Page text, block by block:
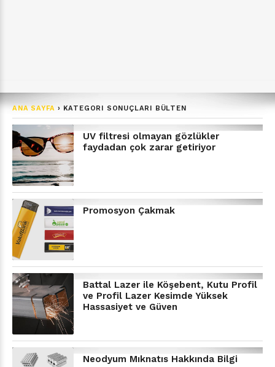
ANA SAYFA › KATEGORI SONUÇLARI BÜLTEN
UV filtresi olmayan gözlükler
faydadan çok zarar getiriyor
Promosyon Çakmak
Battal Lazer ile Köşebent, Kutu Profil
ve Profil Lazer Kesimde Yüksek
Hassasiyet ve Güven
Neodyum Mıknatıs Hakkında Bilgi